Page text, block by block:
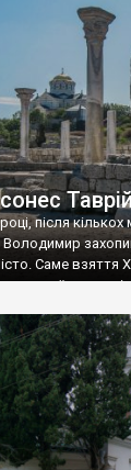
доби.
спадщини
– на виставку
в Україні
після
Володимир
Саме
свої умови
Володимир-
А потім
Таврійського